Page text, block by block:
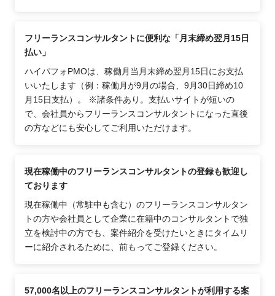
フリーランスコンサルタントに便利な「月末締め翌月15日
払い」
ハイパフォPMOは、稼働月当月末締め翌月15日にお支払
いいたします（例：稼働月が9月の場合、9月30日締め10
月15日支払）。 ※諸条件あり。支払いサイトが短いの
で、会社員からフリーランスコンサルタントになった直後
の方などにも安心してご利用いただけます。
現在稼働中のフリーランスコンサルタントの登録も歓迎し
ております
現在稼働中（常駐中も含む）のフリーランスコンサルタン
トの方や会社員として企業に在籍中のコンサルタントで独
立を検討中の方でも、案件紹介を受けたいときにタイムリ
ーに紹介されるために、前もってご登録ください。
57,000名以上のフリーランスコンサルタントが利用する案